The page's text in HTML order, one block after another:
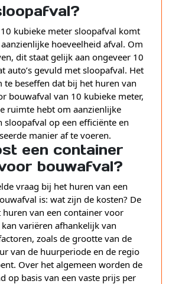
kubieke meter sloopafval komt
hoeveelheid afval. Om
dit staat gelijk aan ongeveer 10
auto’s gevuld met sloopafval. Het
te beseffen dat bij het huren van
bouwafval van 10 kubieke meter,
ruimte hebt om aanzienlijke
sloopafval op een efficiënte en
manier af te voeren.
een container
bouwafval?
vraag bij het huren van een
is: wat zijn de kosten? De
huren van een container voor
variëren afhankelijk van
zoals de grootte van de
van de huurperiode en de regio
Over het algemeen worden de
op basis van een vaste prijs per